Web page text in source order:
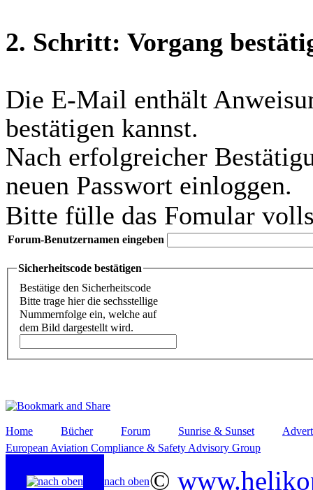
2. Schritt: Vorgang
Die E-Mail enthält
bestätigen kannst.
Nach erfolgreicher
neuen Passwort einloggen.
Bitte fülle das Fomular
Forum-Benutzernamen eingeben
Sicherheitscode bestätigen
Bestätige den Sicherheitscode
Bitte trage hier die sechsstellige
Nummernfolge ein, welche auf
dem Bild dargestellt wird.
Home Bücher Forum Sunrise & Sunset
European Aviation Compliance & Safety Advisory Group
nach oben©